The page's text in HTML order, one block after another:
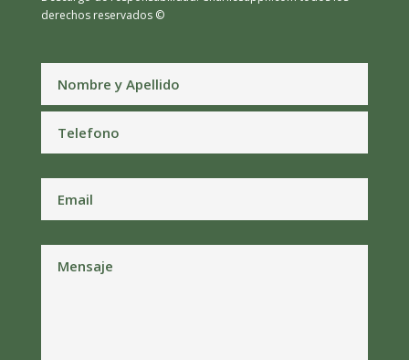
derechos reservados ©